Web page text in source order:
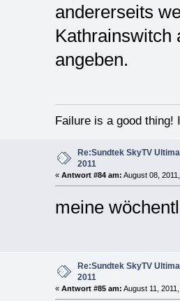
andererseits
Kathrainswitch
angeben.
Failure is a good thing!
Re:Sundtek SkyTV
2011
« Antwort #84 am: August 08,
meine
Re:Sundtek SkyTV
2011
« Antwort #85 am: August 11,